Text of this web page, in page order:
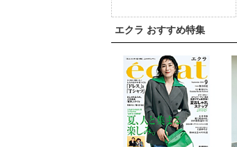
エクラ おすすめ特集